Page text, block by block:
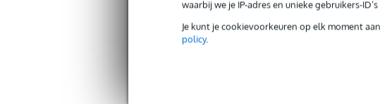
waarbij we je IP-adres en unieke gebruikers-
Je kunt je cookievoorkeuren op elk moment
policy.
Stevige aluminium constructie.
Past perfect op Pipe & Drape systemen.
De Wentex 89518 Wardrobe Strip is een